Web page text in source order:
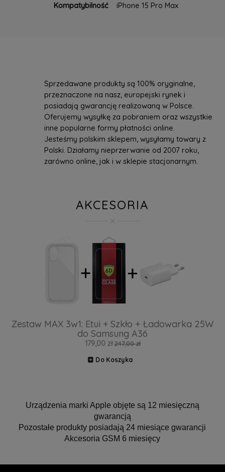
Kompatybilność
iPhone 15 Pro Max
Sprzedawane produkty są 100% oryginalne,
przeznaczone na nasz, europejski rynek i
posiadają gwarancję realizowaną w Polsce.
Oferujemy wysyłkę za pobraniem oraz wszystkie
inne popularne formy płatności online.
Jesteśmy polskim sklepem, wysyłamy towary z
Polski. Działamy nieprzerwanie od 2007 roku,
zarówno online, jak i w sklepie stacjonarnym.
AKCESORIA
Zestaw MAX 3w1: Etui + Szkło + Ładowarka 25W
do Samsung A36
179,00 zł 247,00 zł
Do Koszyka
Urządzenia marki Apple objęte są 12 miesięczną
gwarancją
Pozostałe produkty posiadają 24 miesiące gwarancji
Akcesoria GSM 6 miesięcy